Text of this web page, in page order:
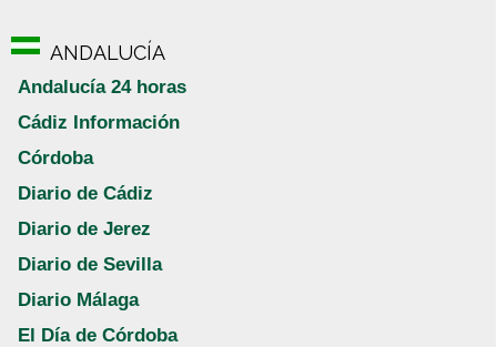
ANDALUCÍA
Andalucía 24 horas
Cádiz Información
Córdoba
Diario de Cádiz
Diario de Jerez
Diario de Sevilla
Diario Málaga
El Día de Córdoba